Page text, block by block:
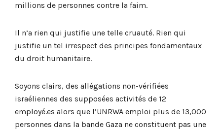
millions de personnes contre la faim.
Il n’a rien qui justifie une telle cruauté. Rien qui
justifie un tel irrespect des principes fondamentaux
du droit humanitaire.
Soyons clairs, des allégations non-vérifiées
israéliennes des supposées activités de 12
employé.es alors que l’UNRWA emploi plus de 13,000
personnes dans la bande Gaza ne constituent pas une